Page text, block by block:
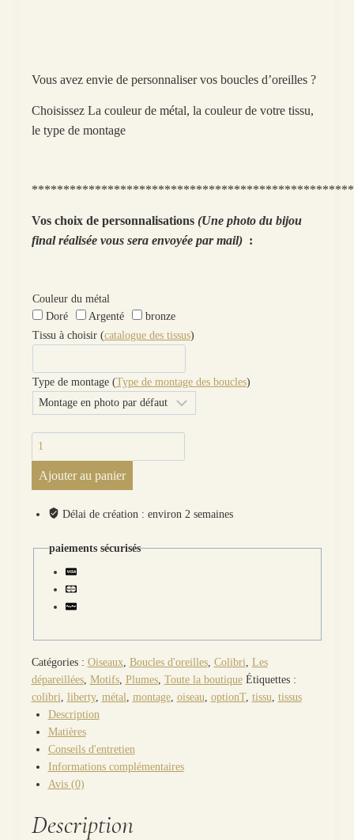
Vous avez envie de personnaliser vos boucles d’oreilles ?
Choisissez La couleur de métal, la couleur de votre tissu,
le type de montage
Vos choix de personnalisations (Une photo du bijou
final réalisée vous sera envoyée par mail):
Couleur du métal
Doré
Argenté
bronze
Tissu à choisir (catalogue des tissus)
Type de montage (Type de montage des boucles)
quantité
de
boucles
d'oreilles grand
colibri
plumes
Ajouter au panier
Délai de création : environ 2 semaines
paiements sécurisés
Catégories : Oiseaux, Boucles d'oreilles, Colibri Les
dépareillées, Motifs, Plumes, Toute la boutique Étiquettes :
colibri liberty, métal montage, oiseau optionT, tissu tissus
Description
Matières
Conseils d'entretien
Informations complémentaires
Avis (0)
Description